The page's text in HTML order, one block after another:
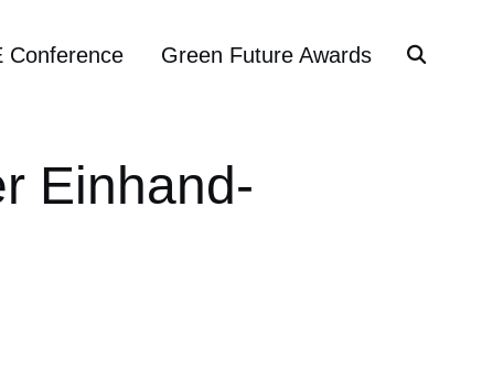
Conference Green Future Awards
Einhand-